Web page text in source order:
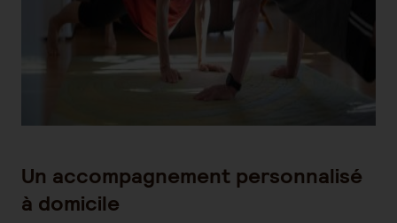
Un accompagnement personnalisé
à domicile